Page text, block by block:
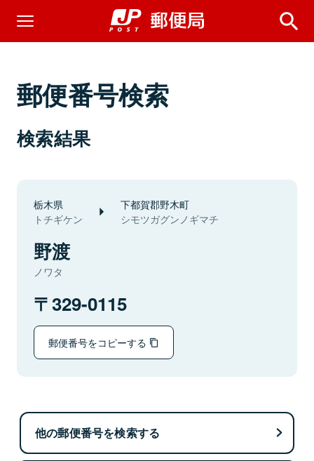
郵便番号検索
検索結果
栃木県
トチギケン
下都賀郡野木町
シモツガグンノギマチ
野渡
ノワタ
329-0115
郵便番号をコピーする
他の郵便番号を検索する